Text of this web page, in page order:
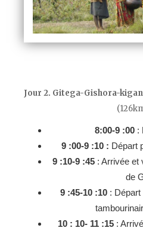
Jour 2. Gitega-Gishora-
8:00-9 :00:
9 :00-9 :10 : Départ
9 :10-9 :45: Arrivée et
de
9 :45-10 :10: Départ
10 : 10- 11 :15 :